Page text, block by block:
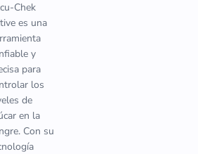
Chek
es una
y
para
los
de
en la
Con su